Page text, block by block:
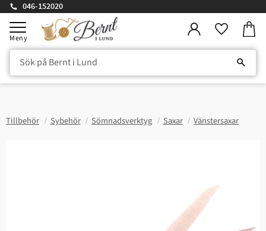
Meny
046-152020
Tillbehör Sybehör Sömnadsverktyg Saxar Vänstersaxar